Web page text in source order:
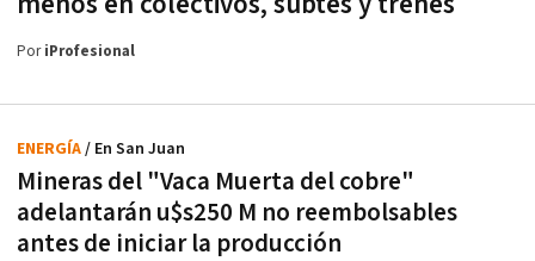
PoriProfesional
Mineras del "Vaca Muerta del cobre"
adelantarán u$s250 M no reembolsables
antes de iniciar la producción
ENERGÍA/ En San Juan